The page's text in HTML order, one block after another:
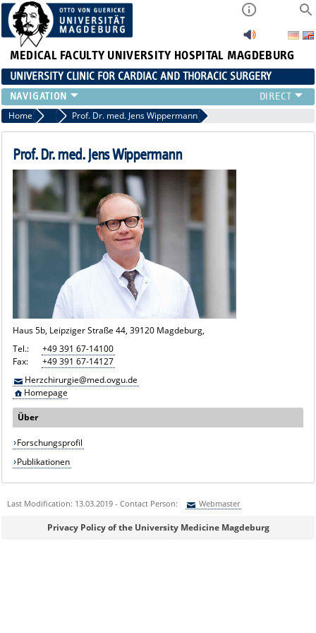
MEDICAL FACULTY UNIVERSITY HOSPITAL MAGDEBURG
UNIVERSITY CLINIC FOR CARDIAC AND THORACIC SURGERY
EMERGENCY TELEPHONE NUMBER & PATIENT INFORMATION
NEWS AND EVENTS
OUTPATIENT AND SURGERY APPOINTMENTS / PATIENT REPORT
CARDIAC SURGERY
THORACIC SURGERY
Home Clinic Director
Prof. Dr. med. Jens Wippermann
Prof. Dr. med. Jens Wippermann
Haus 5b, Leipziger Straße 44, 39120 Magdeburg,
Tel.:
+49 391 67-14100
Fax:
+49 391 67-14127
Herzchirurgie@med.ovgu.de
Homepage
Über
Forschungsprofil
Publikationen
Last Modification: 13.03.2019 - Contact Person: Webmaster
Sie können eine Nachricht versenden an:Webmaster
Privacy Policy of the University Medicine Magdeburg